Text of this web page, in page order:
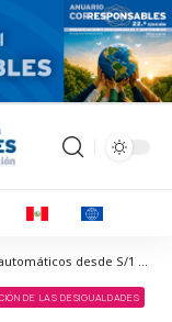
Corresponsables > Noticias > BCP lanza ahorros automáticos desde S/1 al día con ‘wardaditos’ en la Banca Móvil BCP
DE LAS DESIGUALDADES